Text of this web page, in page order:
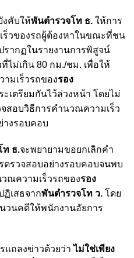
คับให้พันตำรวจโท ธ. ให้การ
ร็วของรถผู้ต้องหาในขณะที่ชน
รากฏในรายงานการพิสูจน์
ไม่เกิน 80 กม./ชม. เพื่อให้
มเร็วรถของรอง
ะเตรียมกันไว้ล่วงหน้า โดยไม่
จสอบวิธีการคำนวณความเร็ว
างรอบคอบ
ท ธ.จะพยายามขอยกเลิกคำ
ตรวจสอบอย่างรอบคอบจนพบ
ณความเร็วรถของรอง
ฏิเสธจากพันตำรวจโท ว. โดย
วนคดีให้พนักงานอัยการ
แถลงข่าวด้วยว่าไม่ใช่เพียง